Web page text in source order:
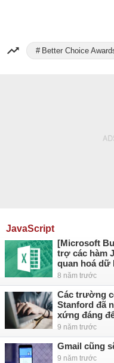
Better Choice
JavaScript
[Microsoft
trợ các hàm
quan hoá dữ
8 năm trước
Các trường
Stanford đã
xứng đáng
9 năm trước
Gmail cũng
9 năm trước